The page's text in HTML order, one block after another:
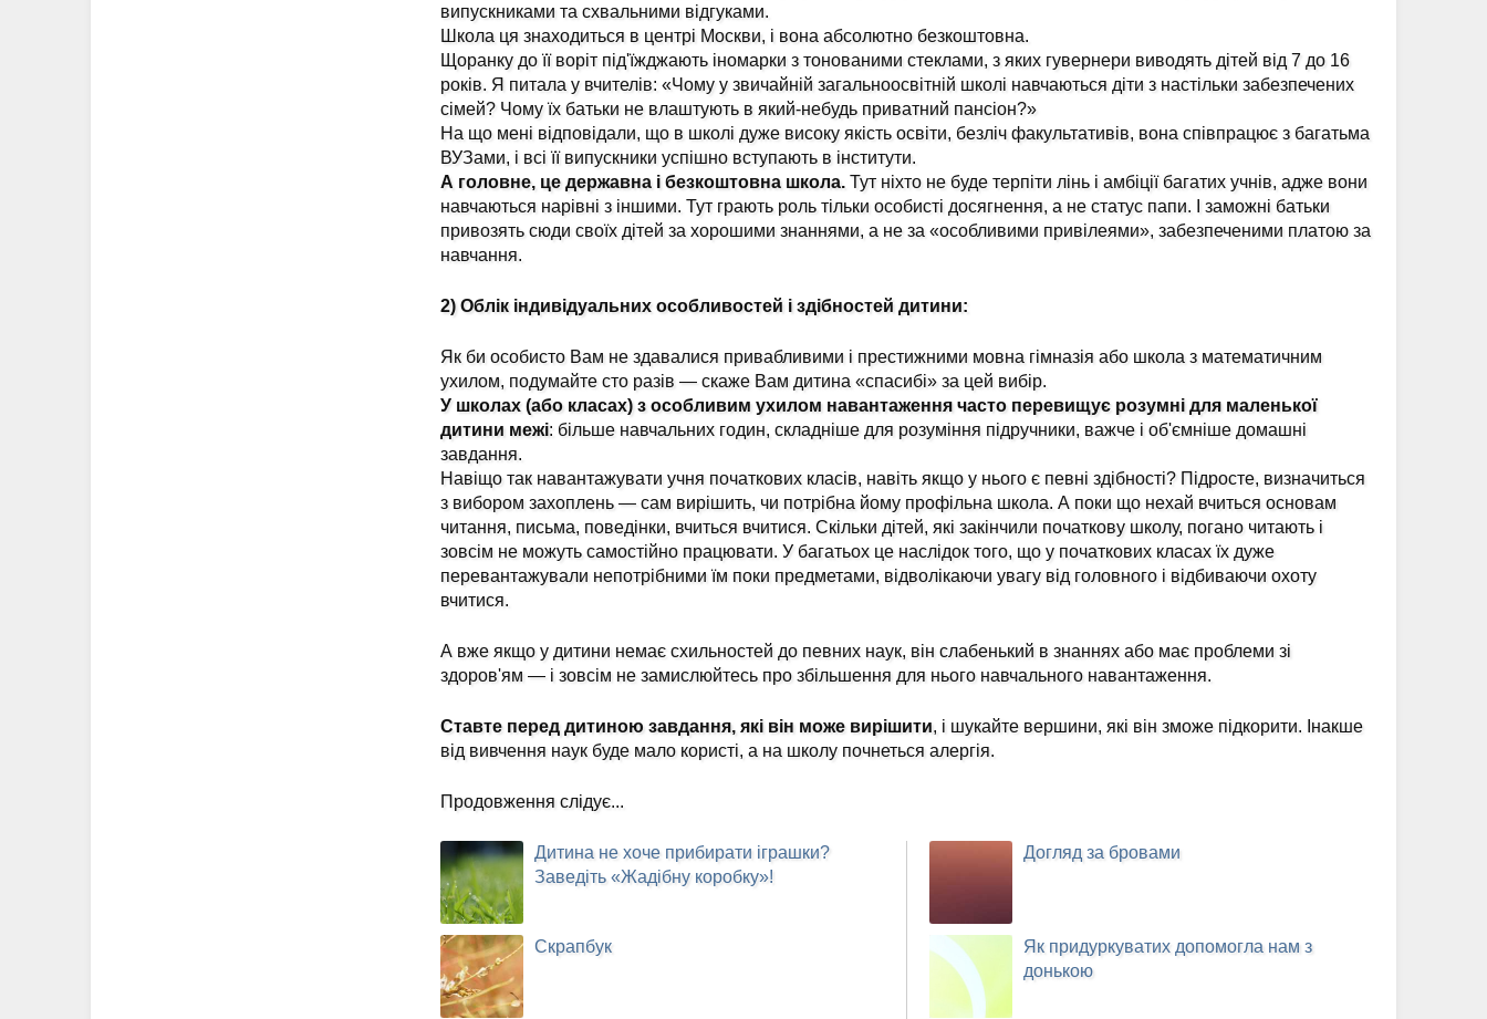
випускниками та схвальними відгуками.
Школа ця знаходиться в центрі Москви, і вона абсолютно безкоштовна.
Щоранку до її воріт під'їжджають іномарки з тонованими стеклами, з яких гувернери виводять дітей від 7 до 16
років. Я питала у вчителів: «Чому у звичайній загальноосвітній школі навчаються діти з настільки забезпечених
сімей? Чому їх батьки не влаштують в який-небудь приватний пансіон?»
На що мені відповідали, що в школі дуже високу якість освіти, безліч факультативів, вона співпрацює з багатьма
ВУЗами, і всі її випускники успішно вступають в інститути.
А головне, це державна і безкоштовна школа.Тут ніхто не буде терпіти лінь і амбіції багатих учнів, адже вони
навчаються нарівні з іншими. Тут грають роль тільки особисті досягнення, а не статус папи. І заможні батьки
привозять сюди своїх дітей за хорошими знаннями, а не за «особливими привілеями», забезпеченими платою за
навчання.
2) Облік індивідуальних особливостей і здібностей дитини:
Як би особисто Вам не здавалися привабливими і престижними мовна гімназія або школа з математичним
ухилом, подумайте сто разів — скаже Вам дитина «спасибі» за цей вибір.
У школах (або класах) з особливим ухилом навантаження часто перевищує розумні для маленької
дитини межі: більше навчальних годин, складніше для розуміння підручники, важче і об'ємніше домашні
завдання.
Навіщо так навантажувати учня початкових класів, навіть якщо у нього є певні здібності? Підросте, визначиться
з вибором захоплень — сам вирішить, чи потрібна йому профільна школа. А поки що нехай вчиться основам
читання, письма, поведінки, вчиться вчитися. Скільки дітей, які закінчили початкову школу, погано читають і
зовсім не можуть самостійно працювати. У багатьох це наслідок того, що у початкових класах їх дуже
перевантажували непотрібними їм поки предметами, відволікаючи увагу від головного і відбиваючи охоту
вчитися.
А вже якщо у дитини немає схильностей до певних наук, він слабенький в знаннях або має проблеми зі
здоров'ям — і зовсім не замислюйтесь про збільшення для нього навчального навантаження.
Ставте перед дитиною завдання, які він може вирішити, і шукайте вершини, які він зможе підкорити. Інакше
від вивчення наук буде мало користі, а на школу почнеться алергія.
Продовження слідує...
Дитина не хоче прибирати іграшки?
Заведіть «Жадібну коробку»!
Скрапбук
Догляд за бровами
Як придуркуватих допомогла нам з
донькою